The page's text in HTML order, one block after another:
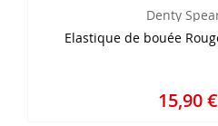
Denty
Elastique de bouée
15,90 €